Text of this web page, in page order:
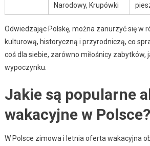
Narodowy, Krupówki
Odwiedzając Polskę, można zanurzyć się w
kulturową, historyczną i przyrodniczą, co
coś dla siebie, zarówno miłośnicy zabytków,
wypoczynku.
Jakie są popularne
wakacyjne w Polsce?
W Polsce zimowa i letnia oferta wakacyjna